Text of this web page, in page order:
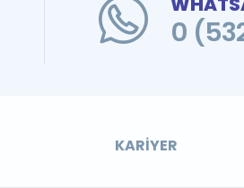
0
KARIYER